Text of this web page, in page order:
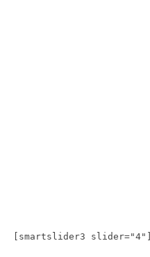
[smartslider3 slider="4"]